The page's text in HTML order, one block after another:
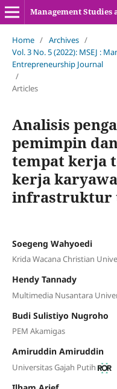
Management Studies
Home / Archives /
Vol. 3 No. 5 (2022): MSEJ :
Entrepreneurship Journal
/
Articles
Analisis
pemimpin
tempat kerja
kerja
infrastruktur
Soegeng Wahyoedi
Krida Wacana Christian
Hendy Tannady
Multimedia Nusantara
Budi Sulistiyo Nugroho
PEM Akamigas
Amiruddin Amiruddin
Universitas Gajah Putih